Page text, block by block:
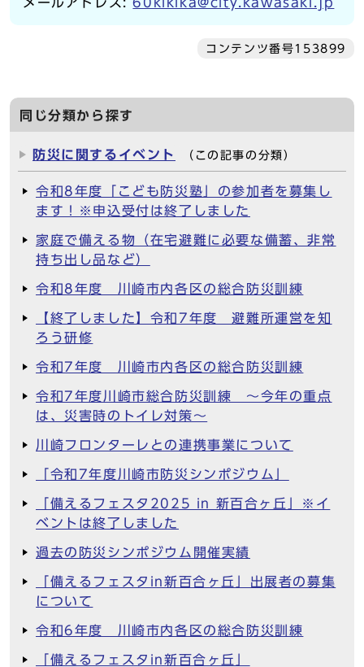
コンテンツ番号153899
同じ分類から探す
防災に関するイベント （この記事の分類）
令和8年度「こども防災塾」の参加者を募集し
ます！※申込受付は終了しました
家庭で備える物（在宅避難に必要な備蓄、非常
持ち出し品など）
令和8年度 川崎市内各区の総合防災訓練
【終了しました】令和7年度 避難所運営を知
ろう研修
令和7年度 川崎市内各区の総合防災訓練
令和7年度川崎市総合防災訓練 ～今年の重点
は、災害時のトイレ対策～
川崎フロンターレとの連携事業について
「令和7年度川崎市防災シンポジウム」
「備えるフェスタ2025 in 新百合ヶ丘」※イ
ベントは終了しました
過去の防災シンポジウム開催実績
「備えるフェスタin新百合ヶ丘」出展者の募集
について
令和6年度 川崎市内各区の総合防災訓練
「備えるフェスタin新百合ヶ丘」